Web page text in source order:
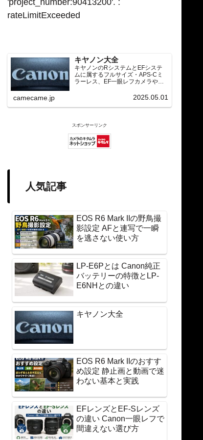
rateLimitExceeded
キヤノン大全
キヤノンのRシステムとEFシステ
ムに属するフルサイズ・APS-Cミ
ラーレス、EF一眼レフカメラや
望遠）をカテゴリ別に網羅し、効
種の内部リンク設計で回遊性向上
camecame.jp 2025.05.01
スポンサーリンク
人気記事
EOS R6 Mark IIの野鳥撮
影設定 AFと連写で一瞬
を逃さない使い方
LP-E6Pとは Canon純正
バッテリーの特徴とLP-
E6NHとの違い
キヤノン大全
EOS R6 Mark IIのおすす
め設定 静止画と動画で迷
わない基本と実践
EFレンズとEF-Sレンズ
の違い Canon一眼レフで
間違えない選び方